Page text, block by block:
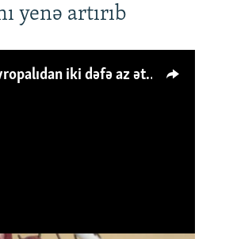
yenə artırıb
Azərbaycanlı avropalıdan iki dəfə az ət yeyir, amma... 'Qiymət artımı qaçılmazdır'